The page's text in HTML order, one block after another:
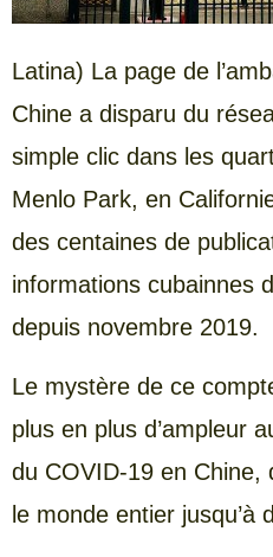
Latina) La page de
Chine a disparu du
simple clic dans les
Menlo Park, en
des centaines de
informations cubainnes
depuis novembre 2019.
Le mystère de ce
plus en plus d’ampleur
du COVID-19 en Chine,
le monde entier jusqu’à